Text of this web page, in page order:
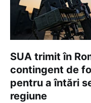
SUA trimit în
contingent de
pentru a întări
regiune